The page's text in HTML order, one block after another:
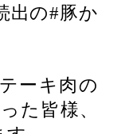
出の#豚か
ーキ肉の
た皆様、